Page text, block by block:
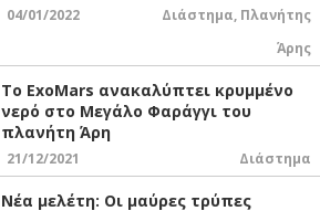
04/01/2022 Διάστημα, Πλανήτης
Άρης
Το ExoMars ανακαλύπτει κρυμμένο
νερό στο Μεγάλο Φαράγγι του
πλανήτη Άρη
21/12/2021 Διάστημα
Νέα μελέτη: Οι μαύρες τρύπες